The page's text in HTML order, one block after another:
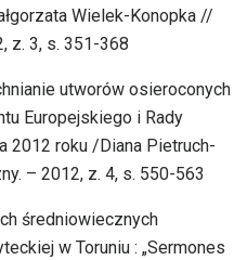
Wielek-Konopka //
z. 3, s. 351-368
utworów osieroconych
Europejskiego i Rady
2012 roku /Diana Pietruch-
– 2012, z. 4, s. 550-563
średniowiecznych
w Toruniu : „Sermones